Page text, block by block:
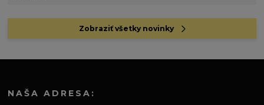
Zobraziť všetky novinky
NAŠA ADRESA: